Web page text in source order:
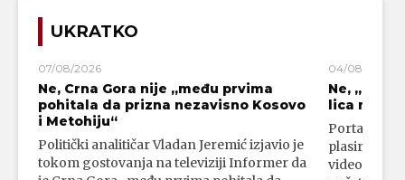
UKRATKO
07/08/2026
Ne, Crna Gora nije „među prvima
pohitala da prizna nezavisno Kosovo
i Metohiju“
Politički analitičar Vladan Jeremić izjavio je
tokom gostovanja na televiziji Informer da
04/08/2026
Ne,
lica
Portal 24
plasirali su
video-